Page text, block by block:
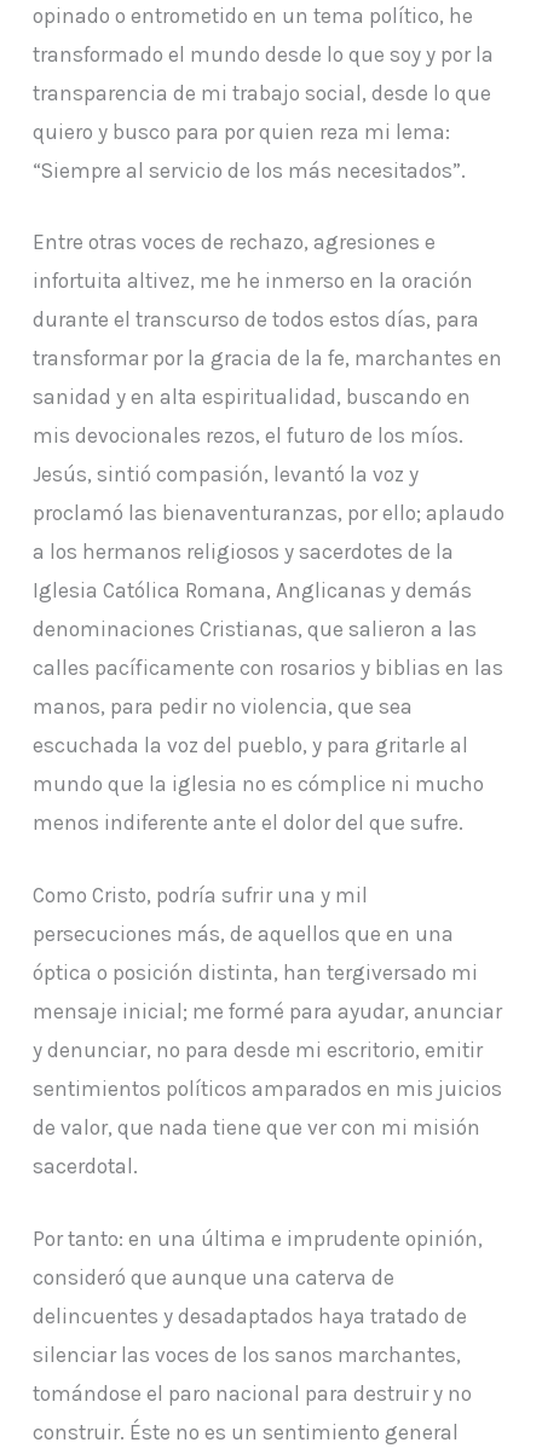
opinado o entrometido en un tema político, he
transformado el mundo desde lo que soy y por la
transparencia de mi trabajo social, desde lo que
quiero y busco para por quien reza mi lema:
“Siempre al servicio de los más necesitados”.
Entre otras voces de rechazo, agresiones e
infortuita altivez, me he inmerso en la oración
durante el transcurso de todos estos días, para
transformar por la gracia de la fe, marchantes en
sanidad y en alta espiritualidad, buscando en
mis devocionales rezos, el futuro de los míos.
Jesús, sintió compasión, levantó la voz y
proclamó las bienaventuranzas, por ello; aplaudo
a los hermanos religiosos y sacerdotes de la
Iglesia Católica Romana, Anglicanas y demás
denominaciones Cristianas, que salieron a las
calles pacíficamente con rosarios y biblias en las
manos, para pedir no violencia, que sea
escuchada la voz del pueblo, y para gritarle al
mundo que la iglesia no es cómplice ni mucho
menos indiferente ante el dolor del que sufre.
Como Cristo, podría sufrir una y mil
persecuciones más, de aquellos que en una
óptica o posición distinta, han tergiversado mi
mensaje inicial; me formé para ayudar, anunciar
y denunciar, no para desde mi escritorio, emitir
sentimientos políticos amparados en mis juicios
de valor, que nada tiene que ver con mi misión
sacerdotal.
Por tanto: en una última e imprudente opinión,
consideró que aunque una caterva de
delincuentes y desadaptados haya tratado de
silenciar las voces de los sanos marchantes,
tomándose el paro nacional para destruir y no
construir. Éste no es un sentimiento general